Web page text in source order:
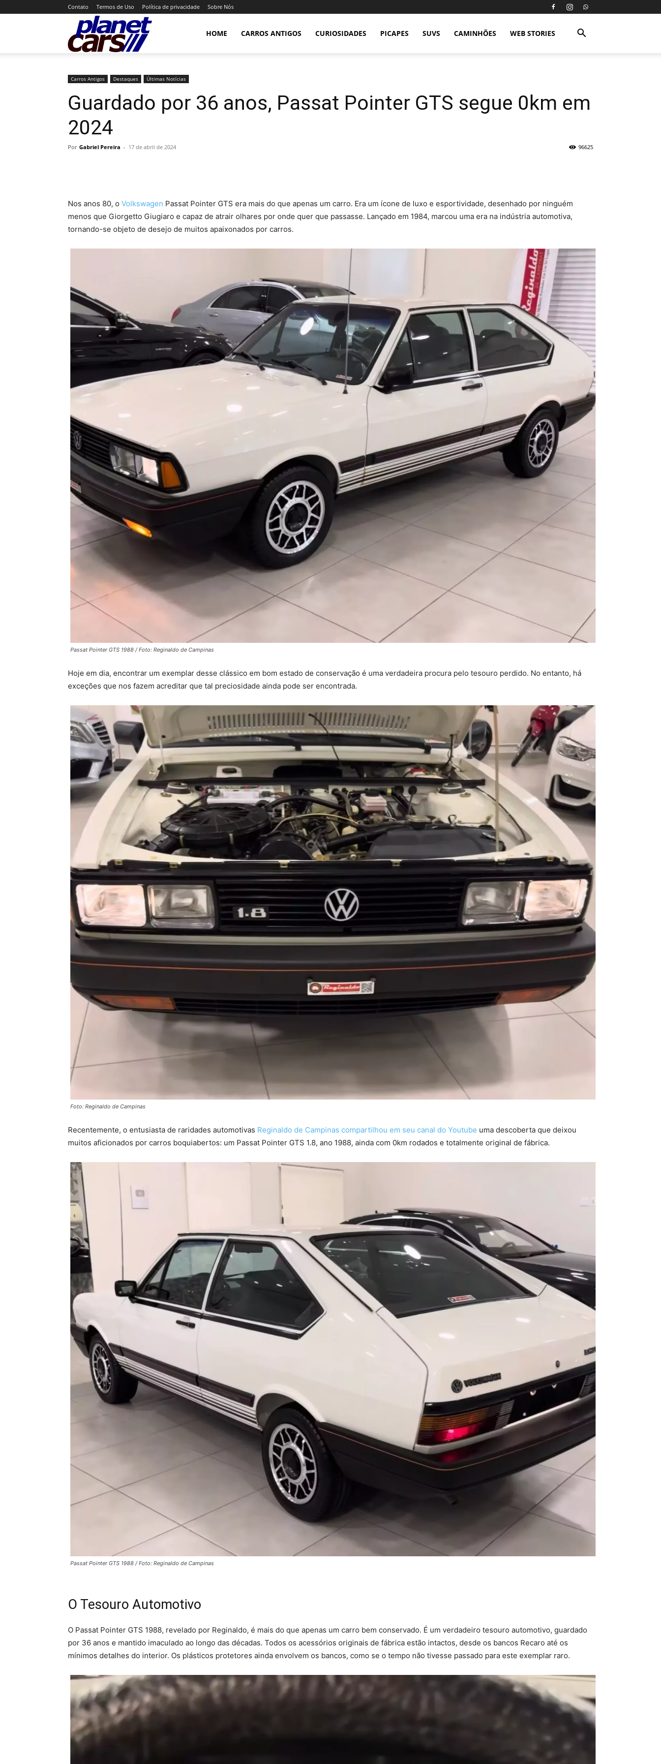
Contato Termos de Uso Política de privacidade Sobre Nós
HOME CARROS ANTIGOS CURIOSIDADES PICAPES SUVS CAMINHÕES WEB STORIES
Carros Antigos Destaques Últimas Notícias
Guardado por 36 anos, Passat Pointer GTS segue 0km em
2024
Por Gabriel Pereira - 17 de abril de 2024 96625
Nos anos 80, o Volkswagen Passat Pointer GTS era mais do que apenas um carro. Era um ícone de luxo e esportividade, desenhado por ninguém
menos que Giorgetto Giugiaro e capaz de atrair olhares por onde quer que passasse. Lançado em 1984, marcou uma era na indústria automotiva,
tornando-se objeto de desejo de muitos apaixonados por carros.
Passat Pointer GTS 1988 / Foto: Reginaldo de Campinas
Hoje em dia, encontrar um exemplar desse clássico em bom estado de conservação é uma verdadeira procura pelo tesouro perdido. No entanto, há
exceções que nos fazem acreditar que tal preciosidade ainda pode ser encontrada.
Foto: Reginaldo de Campinas
Recentemente, o entusiasta de raridades automotivas Reginaldo de Campinas compartilhou em seu canal do Youtube uma descoberta que deixou
muitos aficionados por carros boquiabertos: um Passat Pointer GTS 1.8, ano 1988, ainda com 0km rodados e totalmente original de fábrica.
Passat Pointer GTS 1988 / Foto: Reginaldo de Campinas
O Tesouro Automotivo
O Passat Pointer GTS 1988, revelado por Reginaldo, é mais do que apenas um carro bem conservado. É um verdadeiro tesouro automotivo, guardado
por 36 anos e mantido imaculado ao longo das décadas. Todos os acessórios originais de fábrica estão intactos, desde os bancos Recaro até os
mínimos detalhes do interior. Os plásticos protetores ainda envolvem os bancos, como se o tempo não tivesse passado para este exemplar raro.